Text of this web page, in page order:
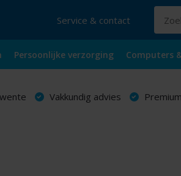
Service & contact
Persoonlijke verzorging Computers
Vakkundig advies